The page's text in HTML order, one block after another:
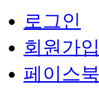
로그인
회원가입
페이스북